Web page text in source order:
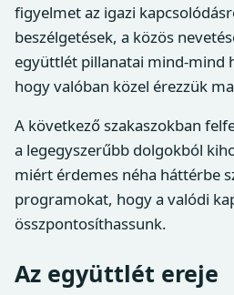
figyelmet az igazi
beszélgetések, a közös
együttlét pillanatai mind-mind
hogy valóban közel érezzük
A következő szakaszokban
a legegyszerűbb dolgokból
miért érdemes néha háttérbe
programokat, hogy a valódi
összpontosíthassunk.
Az együttlét ereje